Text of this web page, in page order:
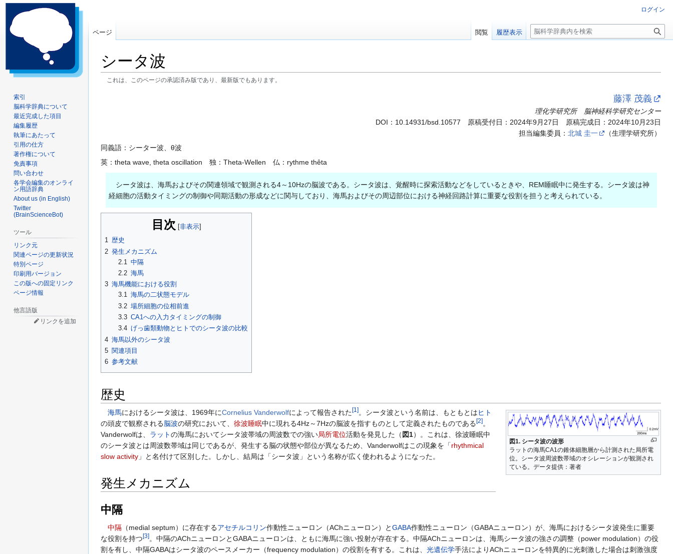
シータ波
これは、このページの承認済み版であり、最新版でもあります。
ョ
ン
に
藤澤 茂義
理化学研究所 脳神経科学研究センター
DOI： 10.14931/bsd.10577 原稿受付日：2024年9月27日 原稿完成日：2024年10月23日
担当編集委員： 北城 圭一
（生理学研究所）
同義語：シーター波、θ波
英：theta wave, theta oscillation 独：Theta-Wellen 仏：rythme thêta
シータ波は、海馬およびその関連領域で観測される4～10Hzの脳波である。シータ波は、覚醒時に探索活動などをしているときや、REM睡眠中に発生する。シータ波は神
経細胞の活動タイミングの制御や同期活動の形成などに関与しており、海馬およびその周辺部位における神経回路計算に重要な役割を担うと考えられている。
目次
1 歴史
2 発生メカニズム
2.1
中隔
2.2 海馬
3 海馬機能における役割
3.1 海馬の二状態モデル
3.2 場所細胞の位相前進
3.3 CA1への入力タイミングの制御
3.4 げっ歯類動物とヒトでのシータ波の比較
4 海馬以外のシータ波
5 関連項目
6 参考文献
歴史
図1. シータ波の波形
ラットの海馬CA1の錐体細胞層から計測された局所電
位。シータ波周波数帯域のオシレーションが観測され
ている。データ提供：著者
海馬におけるシータ波は、1969年にCornelius Vanderwolfによって報告された[1 ]。シータ波という名前は、もともとはヒト
の頭皮で観察される脳波の研究において、 徐波睡眠中に現れる4Hz～7Hzの脳波を指すものとして定義されたものである[2]。
Vanderwolfは、 ラットの海馬においてシータ波帯域の周波数での強い局所電位活動を発見した（ 図1）。これは、徐波睡眠中
のシータ波とは周波数帯域は同じであるが、発生する脳の状態や部位が異なるため、Vanderwolfはこの現象を「rhythmical
slow activity 」と名付けて区別した。しかし、結局は「シータ波」という名称が広く使われるようになった。
発生メカニズム
中隔
中隔 （medial septum）に存在するアセチルコリン作動性ニューロン（AChニューロン）とGABA作動性ニューロン（GABAニューロン）が、海馬におけるシータ波発生に重要
な役割を持つ[3] 。中隔のAChニューロンとGABAニューロンは、ともに海馬に強い投射が存在する。中隔AChニューロンは、海馬シータ波の強さの調整（power modulation）の役
割を有し、中隔GABAはシータ波のペースメーカー（frequency modulation）の役割を有する。これは、 光遺伝学手法によりAChニューロンを特異的に光刺激した場合は刺激強度
ログイン
ページ 閲覧 履歴表示
検
索
索引
脳科学辞典について
最近完成した項目
編集履歴
執筆にあたって
引用の仕方
著作権について
免責事項
問い合わせ
各学会編集のオンライ
ン用語辞典
About us (in English)
Twitter
(BrainScienceBot)
ツール
リンク元
関連ページの更新状況
特別ページ
印刷用バージョン
この版への固定リンク
ページ情報
他言語版
リンクを追加